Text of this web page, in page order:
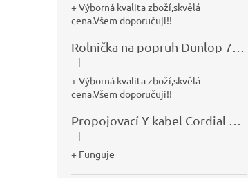
+ Výborná kvalita zboží,skvělá
cena.Všem doporučuji!!
Hodnocení produktu je 5 z 5 hvězdiček.
|
+ Výborná kvalita zboží,skvělá
cena.Všem doporučuji!!
Hodnocení produktu je 5 z 5 hvězdiček.
|
+ Funguje